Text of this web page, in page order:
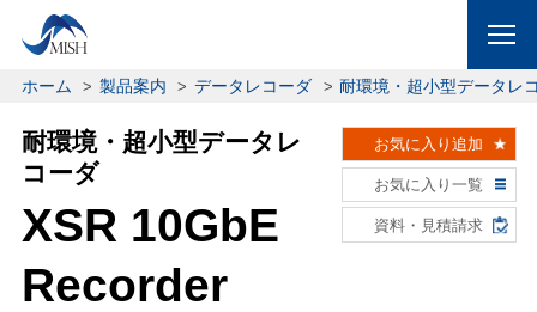
ホーム 製品案内 データレコーダ 耐環境・超小型データレ
耐環境・超小型データレ
コーダ
XSR 10GbE
Recorder
お気に入り追加
お気に入り一覧
資料・見積請求